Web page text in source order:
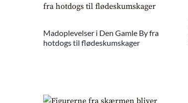
Madoplevelser i Den Gamle By fra
hotdogs til flødeskumskager